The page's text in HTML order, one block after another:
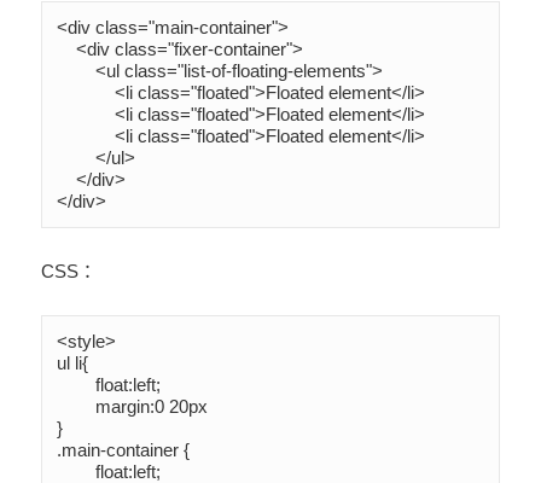
<div class="main-container">
<div class="fixer-container">
<ul class="list-of-floating-elements">
<li class="floated">Floated element</li>
<li class="floated">Floated element</li>
<li class="floated">Floated element</li>
</ul>
</div>
</div>
CSS：
<style>
ul li{
	float:left;
}
.main-container {
	float:left;